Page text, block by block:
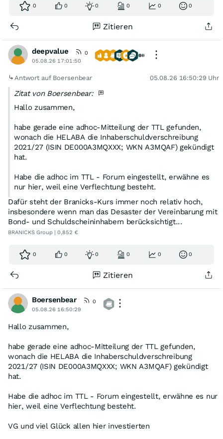
0 0 0 0 0 0
Zitieren
deepvalue
0
05.08.26 17:01:50
Antwort auf Boersenbear 05.08.26 16:50:29 Uhr
Zitat von Boersenbear:
Hallo zusammen,
habe gerade eine adhoc-Mitteilung der TTL gefunden,
wonach die HELABA die Inhaberschuldverschreibung
2021/27 (ISIN DE000A3MQXXX; WKN A3MQAF) gekündigt
hat.
Habe die adhoc im TTL - Forum eingestellt, erwähne es
nur hier, weil eine Verflechtung besteht.
VG und viel Glück allen hier investierten
BB
Dafür steht der Branicks-Kurs immer noch relativ hoch,
insbesondere wenn man das Desaster der Vereinbarung mit
Bond- und Schuldscheininhabern berücksichtigt...
BRANICKS Group | 0,852 €
0 0 0 0 0 0
Zitieren
Boersenbear
0
05.08.26 16:50:29
Hallo zusammen,
habe gerade eine adhoc-Mitteilung der TTL gefunden,
wonach die HELABA die Inhaberschuldverschreibung
2021/27 (ISIN DE000A3MQXXX; WKN A3MQAF) gekündigt
hat.
Habe die adhoc im TTL - Forum eingestellt, erwähne es nur
hier, weil eine Verflechtung besteht.
VG und viel Glück allen hier investierten